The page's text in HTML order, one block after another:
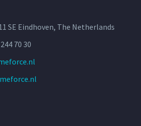
SE Eindhoven, The Netherlands
70 30